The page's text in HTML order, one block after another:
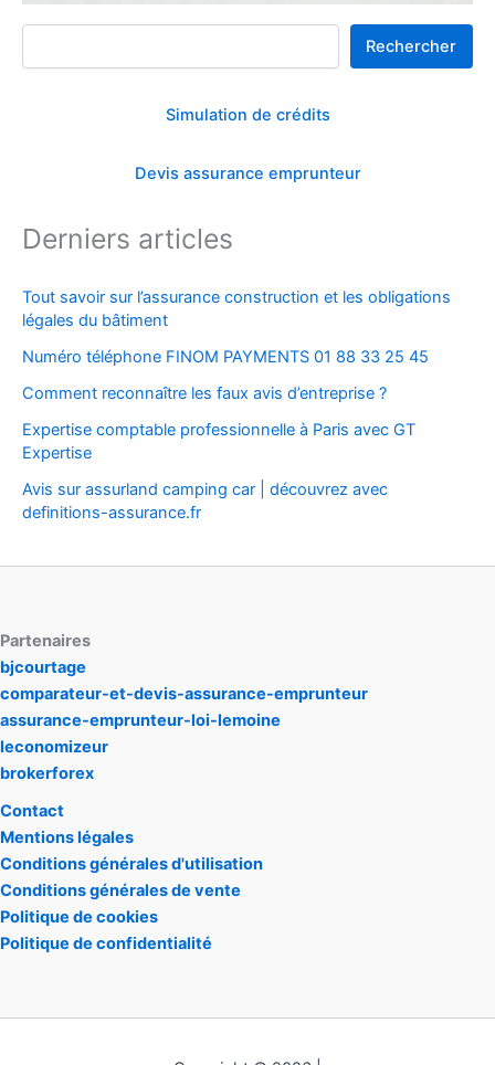
Rechercher
Rechercher
Simulation de crédits
Devis assurance emprunteur
Derniers articles
Tout savoir sur l’assurance construction et les obligations
légales du bâtiment
Numéro téléphone FINOM PAYMENTS 01 88 33 25 45
Comment reconnaître les faux avis d’entreprise ?
Expertise comptable professionnelle à Paris avec GT
Expertise
Avis sur assurland camping car | découvrez avec
definitions-assurance.fr
Partenaires
bjcourtage
comparateur-et-devis-assurance-emprunteur
assurance-emprunteur-loi-lemoine
leconomizeur
brokerforex
Contact
Mentions légales
Conditions générales d'utilisation
Conditions générales de vente
Politique de cookies
Politique de confidentialité